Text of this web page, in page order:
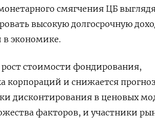
смягчения ЦБ
высокую долгосрочную
в экономике.
стоимости фондирования,
корпораций и снижается
дисконтирования в ценовых
факторов, и участники